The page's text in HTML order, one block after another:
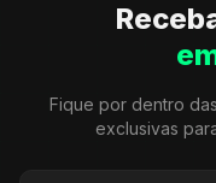
Fique por dentro
exclusivas